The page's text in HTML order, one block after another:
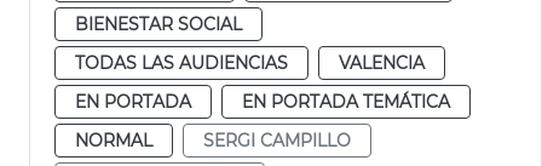
BIENESTAR SOCIAL
TODAS LAS AUDIENCIAS
VALENCIA
EN PORTADA
EN PORTADA TEMÁTICA
NORMAL
SERGI CAMPILLO